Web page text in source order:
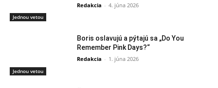
Jednou vetou
Redakcia - 4. júna 2026
Jednou vetou
Boris oslavujú a pýtajú sa „Do You
Remember Pink Days?“
Redakcia - 1. júna 2026